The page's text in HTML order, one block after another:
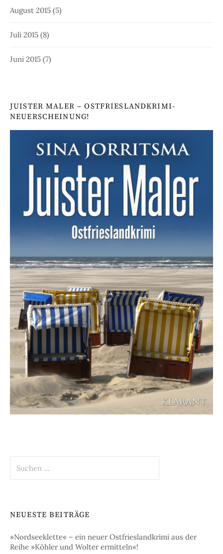
August 2015 (5)
Juli 2015 (8)
Juni 2015 (7)
JUISTER MALER – OSTFRIESLANDKRIMI-
NEUERSCHEINUNG!
nach:
NEUESTE BEITRÄGE
»Nordseeklette« – ein neuer Ostfrieslandkrimi aus der
Reihe »Köhler und Wolter ermitteln«!